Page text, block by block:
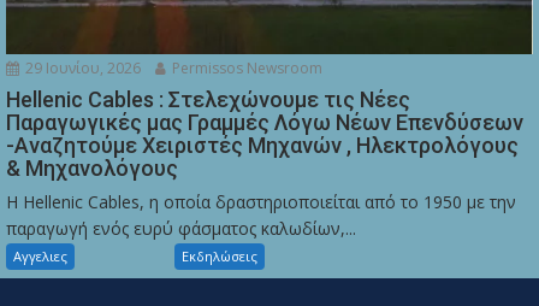
29 Ιουνίου, 2026 Permissos Newsroom
Hellenic Cables : Στελεχώνουμε τις Νέες
Παραγωγικές μας Γραμμές Λόγω Νέων Επενδύσεων
-Αναζητούμε Χειριστές Μηχανών , Ηλεκτρολόγους
& Μηχανολόγους
Η Hellenic Cables, η οποία δραστηριοποιείται από το 1950 με την
παραγωγή ενός ευρύ φάσματος καλωδίων,...
Αγγελιες Εκδηλώσεις